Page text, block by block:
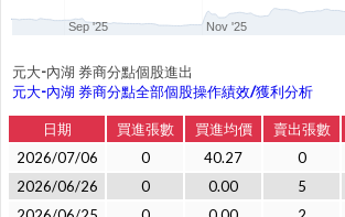
Sep '25 Nov '25
元大-內湖 券商分點個股進出
元大-內湖 券商分點全部個股操作績效/獲利分析
日期 買進張數 買進均價 賣出張數
2026/07/06
0 40.27 0
2026/06/26
0 0.00 5